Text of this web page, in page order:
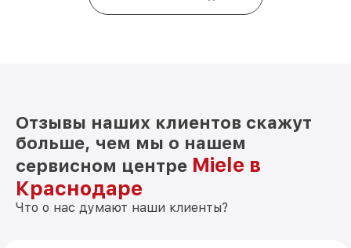
Отзывы наших клиентов скажут
больше, чем мы о нашем
сервисном центре Miele в
Краснодаре
Что о нас думают наши клиенты?